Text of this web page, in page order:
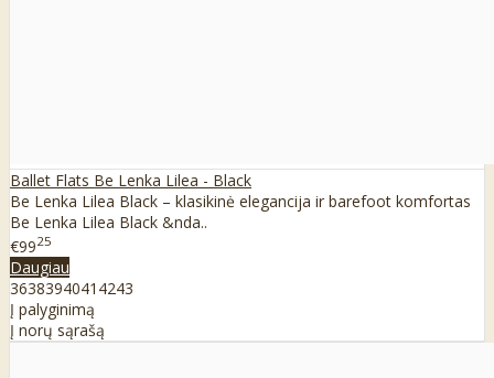
Ballet Flats Be Lenka Lilea - Black
Be Lenka Lilea Black – klasikinė elegancija ir barefoot komfortas
Be Lenka Lilea Black &nda..
€9925
Daugiau
3638394041 4243
Į palyginimą
Į norų sąrašą